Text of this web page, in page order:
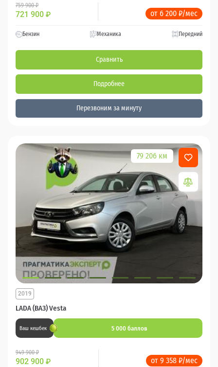
759 900 ₽
721 900 ₽ от 6 200 ₽/мес
Бензин Механика Передний
Сравнить
Подробнее
Перезвоним за минуту
79 206 км
LADA (ВАЗ) Vesta
2019
Ваш кешбек 5 000 баллов
949 900 ₽
902 900 ₽ от 9 358 ₽/мес